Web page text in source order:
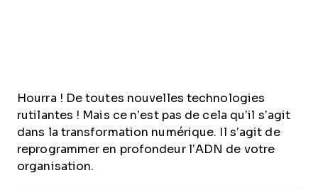
Hourra ! De toutes nouvelles technologies
rutilantes ! Mais ce n’est pas de cela qu’il s’agit
dans la transformation numérique. Il s’agit de
reprogrammer en profondeur l’ADN de votre
organisation.